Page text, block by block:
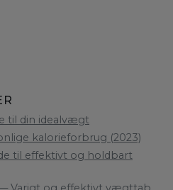
til din idealvægt
kalorieforbrug (2023)
til effektivt og holdbart